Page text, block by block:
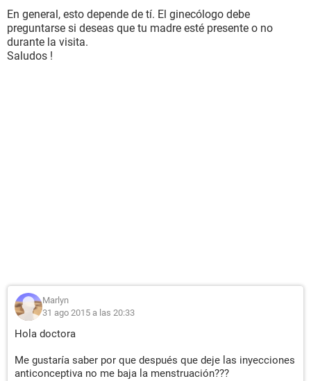
En general, esto depende de tí. El ginecólogo debe
preguntarse si deseas que tu madre esté presente o no
durante la visita.
Saludos !
Marlyn
31 ago 2015 a las 20:33
Hola doctora
Me gustaría saber por que después que deje las inyecciones
anticonceptiva no me baja la menstruación???